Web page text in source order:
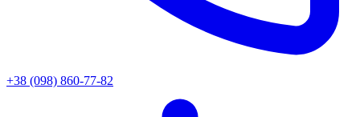
+38 (098) 860-77-82